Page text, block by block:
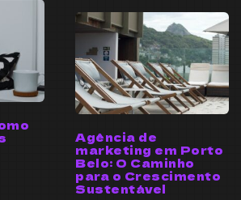
Agência de
marketing em Porto
Belo: O Caminho
para o Crescimento
Sustentável